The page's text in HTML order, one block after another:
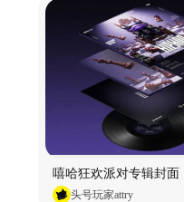
嘻哈狂欢派对专辑封面
头号玩家attry